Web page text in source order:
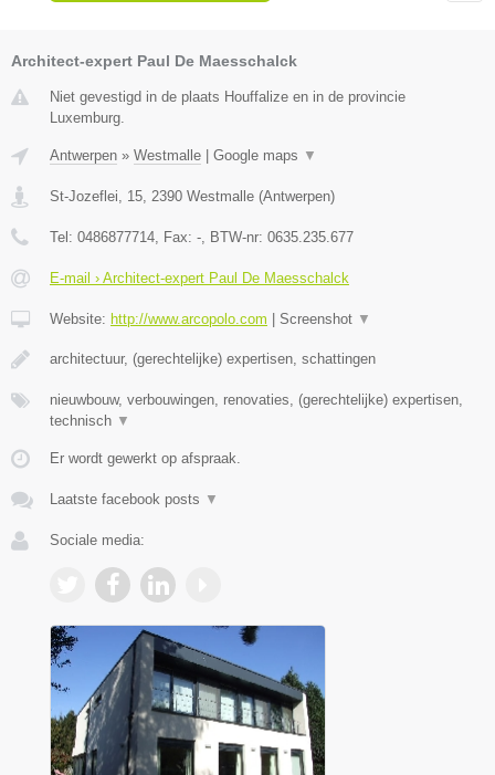
Architect-expert Paul De Maesschalck
Niet gevestigd in de plaats Houffalize en in de provincie
Luxemburg.
Antwerpen » Westmalle Google maps ▼
St-Jozeflei, 15, 2390 Westmalle (Antwerpen)
Tel: 0486877714, Fax: -, BTW-nr: 0635.235.677
E-mail › Architect-expert Paul De Maesschalck
Website: http://www.arcopolo.com Screenshot ▼
architectuur, (gerechtelijke) expertisen, schattingen
nieuwbouw, verbouwingen, renovaties, (gerechtelijke) expertisen,
technisch ▼
Er wordt gewerkt op afspraak.
Laatste facebook posts ▼
Sociale media: